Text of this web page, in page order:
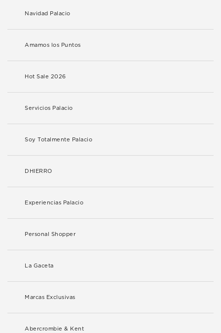
Navidad Palacio
Amamos los Puntos
Hot Sale 2026
Servicios Palacio
Soy Totalmente Palacio
DHIERRO
Experiencias Palacio
Personal Shopper
La Gaceta
Marcas Exclusivas
Abercrombie & Kent